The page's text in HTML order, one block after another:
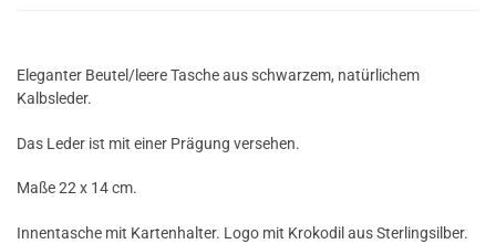
Eleganter Beutel/leere Tasche aus schwarzem, natürlichem
Kalbsleder.
Das Leder ist mit einer Prägung versehen.
Maße 22 x 14 cm.
Innentasche mit Kartenhalter. Logo mit Krokodil aus Sterlingsilber.